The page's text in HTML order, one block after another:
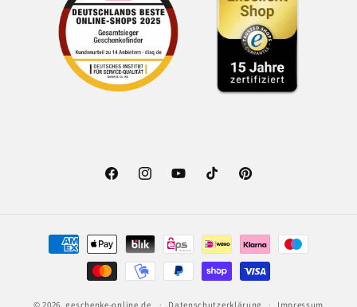
FacebookInstagramYouTubeTikTok Pinterest
Zahlungsmethoden
© 2026,geschenke-online.de Datenschutzerklärung Impressum